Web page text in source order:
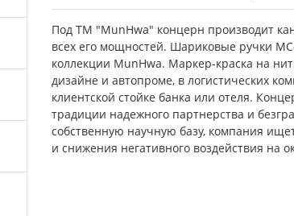
Под ТМ "MunHwa" концерн производит
всех его мощностей. Шариковые ручки
коллекции MunHwa. Маркер-краска на
дизайне и автопроме, в логистических
клиентской стойке банка или отеля.
традиции надежного партнерства и
собственную научную базу, компания
и снижения негативного воздействия